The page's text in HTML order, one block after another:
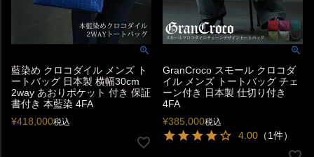
藍染め クロコダイル メンズ ト
ートバッグ 日本製 横幅30cm
2way あおりポケット 付き 保証
書付き 本藍染 4FA
¥418,000税込
GranCroco スモール クロコダ
イル メンズ トートバッグ チェ
ーン付き 日本製 仕切り付き
4FA
¥385,000税込
4.00 （1件）